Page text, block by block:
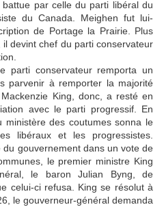
par celle du parti libéral du
du Canada. Meighen fut lui-
de Portage la Prairie. Plus
devint chef du parti conservateur
parti conservateur remporta un
parvenir à remporter la majorité
King, donc, a resté en
avec le parti progressif. En
des coutumes sonna le
libéraux et les progressistes.
gouvernement dans un vote de
le premier ministre King
le baron Julian Byng, de
celui-ci refusa. King se résolut à
le gouverneur-général demanda